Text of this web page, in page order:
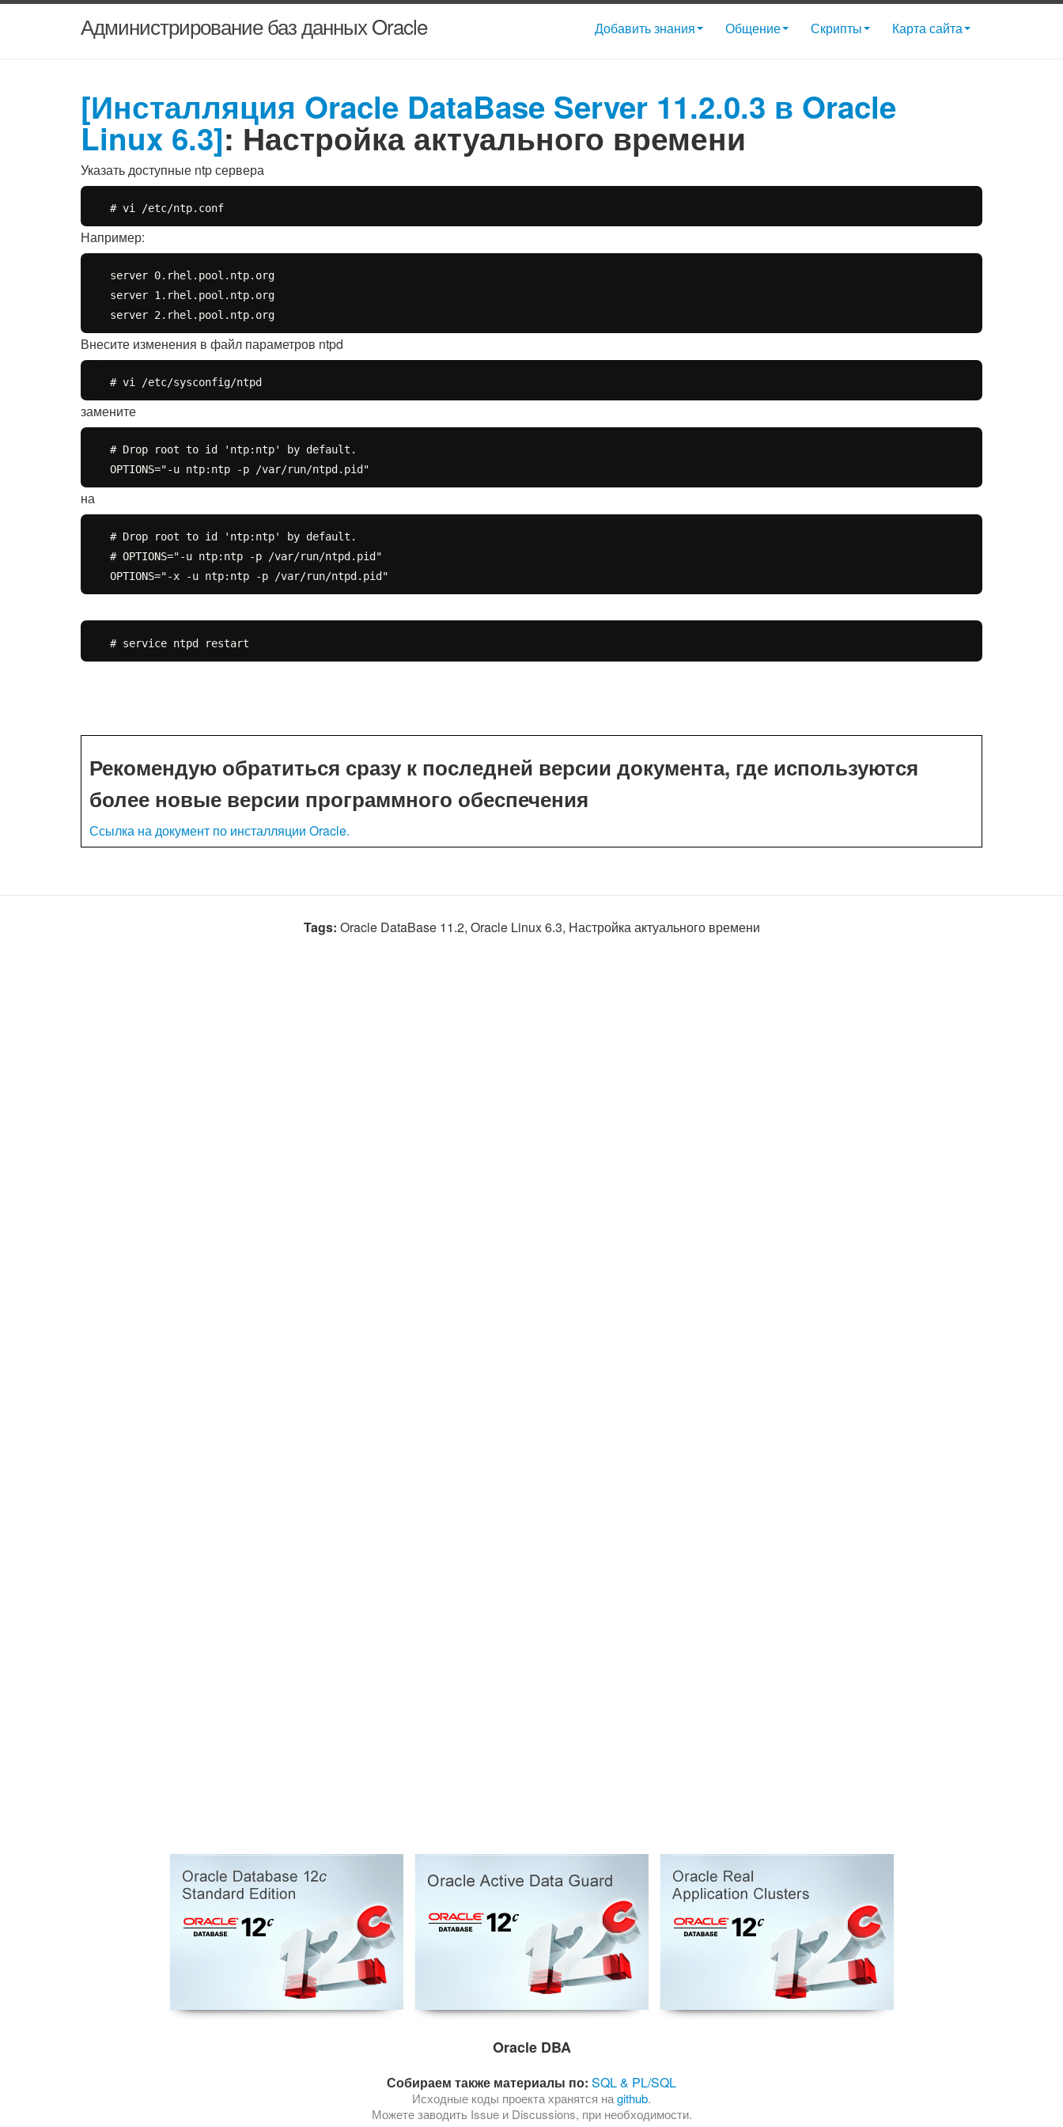
Администрирование баз данных Oracle Добавить знания Общение Скрипты Карта сайта
[Инсталляция Oracle DataBase Server 11.2.0.3 в Oracle
Linux 6.3]: Настройка актуального времени
Указать доступные ntp сервера
# vi /etc/ntp.conf
Например:
server 0.rhel.pool.ntp.org
server 1.rhel.pool.ntp.org
server 2.rhel.pool.ntp.org
Внесите изменения в файл параметров ntpd
замените
# Drop root to id 'ntp:ntp' by default.
на
# Drop root to id 'ntp:ntp' by default.
# OPTIONS="-u ntp:ntp -p /var/run/ntpd.pid"
Рекомендую обратиться сразу к последней версии документа, где используются
более новые версии программного обеспечения
Ссылка на документ по инсталляции Oracle.
Tags: Oracle DataBase 11.2, Oracle Linux 6.3, Настройка актуального времени
Oracle DBA
Собираем также материалы по: SQL & PL/SQL
Исходные коды проекта хранятся наgithub.
Можете заводить Issue и Discussions, при необходимости.